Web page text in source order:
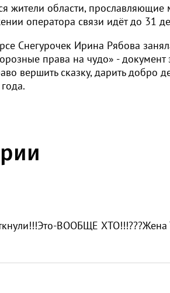
жители области,
оператора связи идёт до 31
Снегурочек Ирина Рябова
права на чудо» -
вершить сказку, дарить добро
ВООБЩЕ